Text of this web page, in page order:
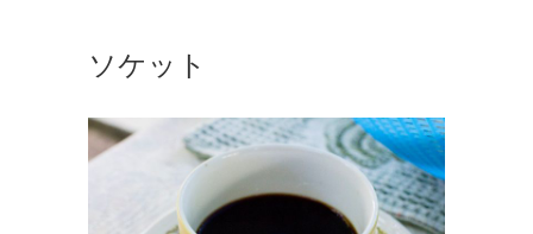
ソケット